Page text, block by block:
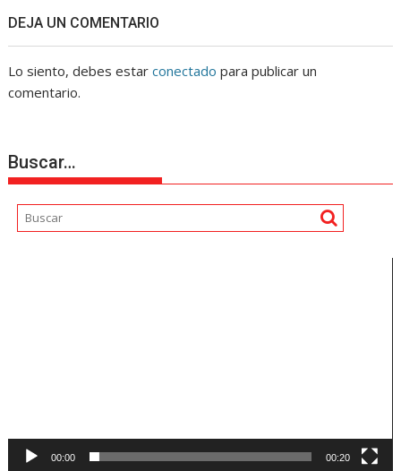
DEJA UN COMENTARIO
Lo siento, debes estarconectado para publicar un
comentario.
Buscar…
00:00 00:20